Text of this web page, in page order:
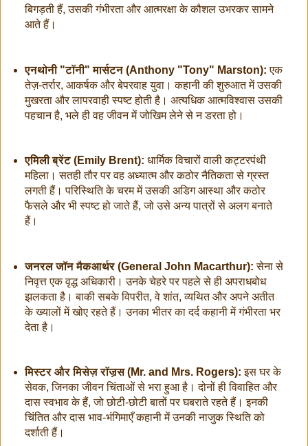
बिगड़ती हैं, उसकी गंभीरता और आत्मरक्षा के कौशल उभरकर सामने
आते हैं।
एनथोनी "टॉनी" मार्सटन (Anthony "Tony" Marston): एक
तेज़-तर्रार, आकर्षक और बेपरवाह युवा। कहानी की शुरुआत में उसकी
मुखरता और लापरवाही स्पष्ट होती है। अत्यधिक आत्मविश्वास उसकी
पहचान है, भले ही वह जीवन में जोखिम लेने से न डरता हो।
एमिली ब्रेंट (Emily Brent): धार्मिक विचारों वाली कट्टरपंथी
महिला। सतही तौर पर वह अध्यात्म और कठोर नैतिकता से ग्रस्त
लगती हैं। परिस्थिति के चरम में उसकी अडिग आस्था और कठोर
फैसले और भी स्पष्ट हो जाते हैं, जो उसे अन्य पात्रों से अलग बनाते
हैं।
जनरल जॉन मैकआर्थर (General John Macarthur): सेना से
निवृत्त एक वृद्ध अधिकारी। उनके चेहरे पर पहले से ही अपराधबोध
झलकता है। बाकी सबके विपरीत, वे शांत, व्यथित और अपने अतीत
के ख्यालों में खोए रहते हैं। उनका भीतर का दर्द कहानी में गंभीरता भर
देता है।
मिस्टर और मिसेज़ रॉजर्‍स (Mr. and Mrs. Rogers): इस घर के
सेवक, जिनका जीवन चिंताओं से भरा हुआ है। दोनों ही विवाहित और
दास स्वभाव के हैं, जो छोटी-छोटी बातों पर घबराते रहते हैं। इनकी
चिंतित और दास भाव-भंगिमाएँ कहानी में उनकी नाजुक स्थिति को
दर्शाती हैं।